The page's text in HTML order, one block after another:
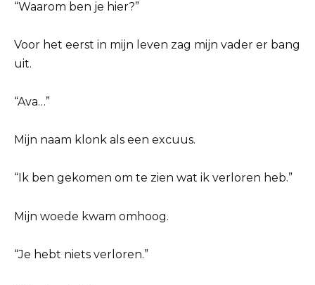
“Waarom ben je hier?”
Voor het eerst in mijn leven zag mijn vader er bang
uit.
“Ava…”
Mijn naam klonk als een excuus.
“Ik ben gekomen om te zien wat ik verloren heb.”
Mijn woede kwam omhoog.
“Je hebt niets verloren.”